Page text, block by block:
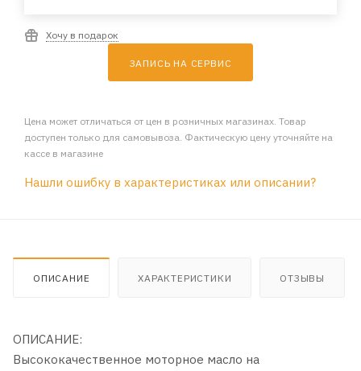
Хочу в подарок
ЗАПИСЬ НА СЕРВИС
Цена может отличаться от цен в розничных магазинах. Товар
доступен только для самовывоза. Фактическую цену уточняйте на
кассе в магазине
Нашли ошибку в характеристиках или описании?
ОПИСАНИЕ ХАРАКТЕРИСТИКИ ОТЗЫВЫ
ОПИСАНИЕ:
Высококачественное моторное масло на